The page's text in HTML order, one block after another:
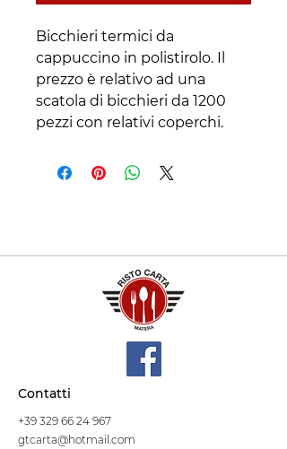
Bicchieri termici da
cappuccino in polistirolo. Il
prezzo è relativo ad una
scatola di bicchieri da 1200
pezzi con relativi coperchi.
Contatti
+39 329 66 24 967
gtcarta@hotmail.com